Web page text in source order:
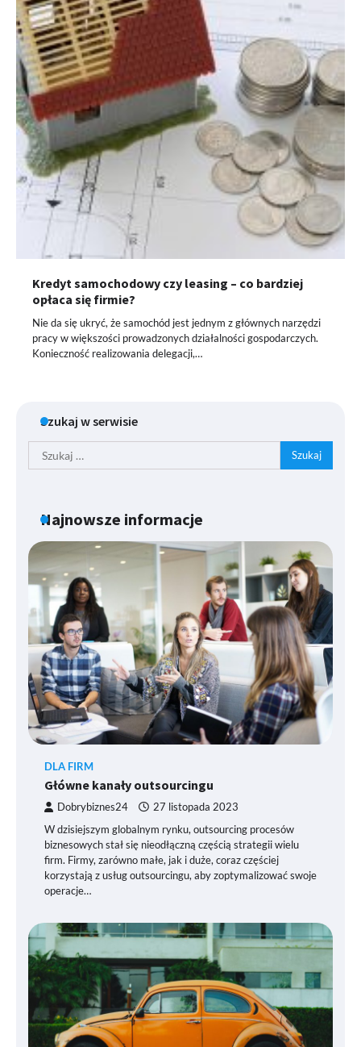
Kredyt samochodowy czy leasing – co bardziej
opłaca się firmie?
Nie da się ukryć, że samochód jest jednym z głównych narzędzi
pracy w większości prowadzonych działalności gospodarczych.
Konieczność realizowania delegacji,…
Szukaj w serwisie
Szukaj:
Najnowsze informacje
DLA FIRM
Główne kanały outsourcingu
Dobrybiznes24 27 listopada 2023
W dzisiejszym globalnym rynku, outsourcing procesów
biznesowych stał się nieodłączną częścią strategii wielu
firm. Firmy, zarówno małe, jak i duże, coraz częściej
korzystają z usług outsourcingu, aby zoptymalizować swoje
operacje…